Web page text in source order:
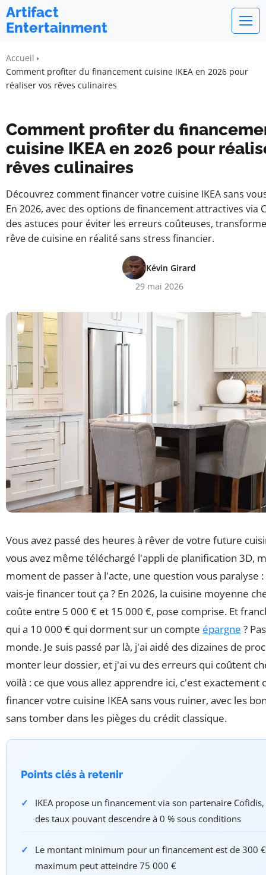
Artifact
Entertainment
Accueil
Comment profiter du financement cuisine IKEA en 2026 pour
réaliser vos rêves culinaires
Comment profiter du
cuisine IKEA en 2026 pour
rêves culinaires
Découvrez comment financer votre cuisine IKEA sans
En 2026, avec des options de financement attractives via
des astuces pour éviter les erreurs coûteuses,
rêve de cuisine en réalité sans stress financier.
Kévin Girard
29 mai 2026
Vous avez passé des heures à rêver de votre future
vous avez même téléchargé l'appli de planification 3D,
moment de passer à l'acte, une question vous paralyse
vais-je financer tout ça ? En 2026, la cuisine moyenne
coûte entre 5 000 € et 15 000 €, pose comprise. Et
qui a 10 000 € qui dorment sur un compte épargne ?
monde. Je suis passé par là, j'ai aidé des dizaines de
monter leur dossier, et j'ai vu des erreurs qui coûtent
voilà : ce que vous allez apprendre ici, c'est exactement
financer votre cuisine IKEA sans vous ruiner, avec les
sans tomber dans les pièges du crédit classique.
Points clés à retenir
IKEA propose un financement via son partenaire Cofidis,
des taux pouvant descendre à 0 % sous conditions
Le montant minimum pour un financement est de 300
maximum peut atteindre 75 000 €